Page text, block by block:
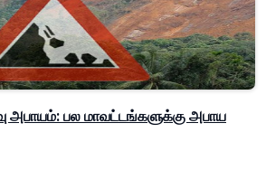
அபாயம்: பல மாவட்டங்களுக்கு அபாய